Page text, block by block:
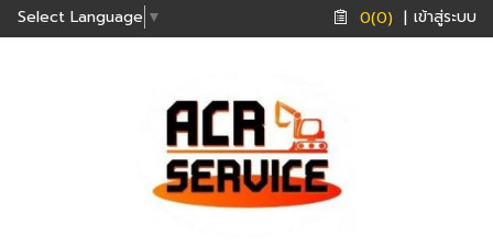
Select Language ▼ 0(0) | เข้าสู่ระบบ